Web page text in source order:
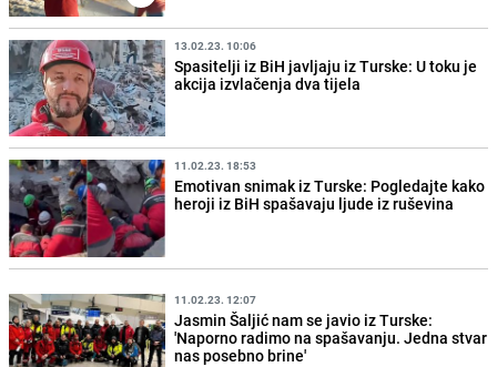
13.02.23. 10:06
Spasitelji iz BiH javljaju iz Turske: U toku je
akcija izvlačenja dva tijela
11.02.23. 18:53
Emotivan snimak iz Turske: Pogledajte kako
heroji iz BiH spašavaju ljude iz ruševina
11.02.23. 12:07
Jasmin Šaljić nam se javio iz Turske:
'Naporno radimo na spašavanju. Jedna stvar
nas posebno brine'